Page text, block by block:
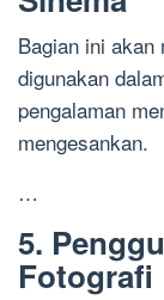
Bagian ini akan
digunakan
pengalaman
mengesankan.
…
5.
Fotografi